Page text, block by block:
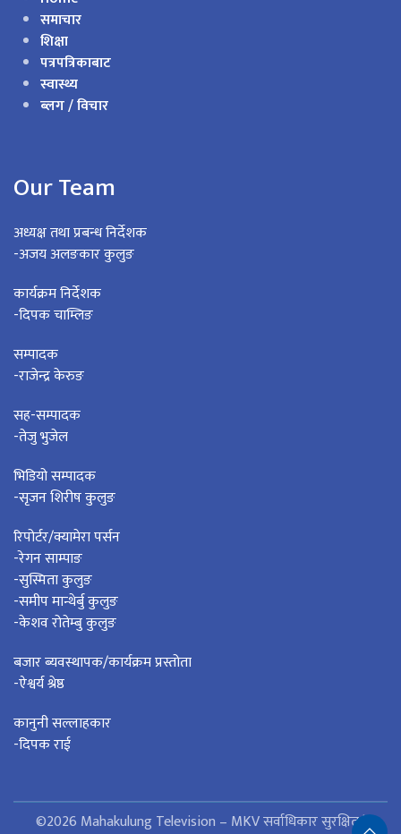
समाचार
शिक्षा
पत्रपत्रिकाबाट
स्वास्थ्य
ब्लग / विचार
Our Team
अध्यक्ष तथा प्रबन्ध निर्देशक
-अजय अलङकार कुलुङ
कार्यक्रम निर्देशक
-दिपक चाम्लिङ
सम्पादक
-राजेन्द्र केरुङ
सह-सम्पादक
-तेजु भुजेल
भिडियो सम्पादक
-सृजन शिरीष कुलुङ
रिपोर्टर/क्यामेरा पर्सन
-रेगन साम्पाङ
-सुस्मिता कुलुङ
-समीप मान्थेर्बु कुलुङ
-केशव रोतेम्बु कुलुङ
बजार ब्यवस्थापक/कार्यक्रम प्रस्तोता
-ऐश्वर्य श्रेष्ठ
कानुनी सल्लाहकार
-दिपक राई
©2026 Mahakulung Television – MKV सर्वाधिकार सुरक्षित |